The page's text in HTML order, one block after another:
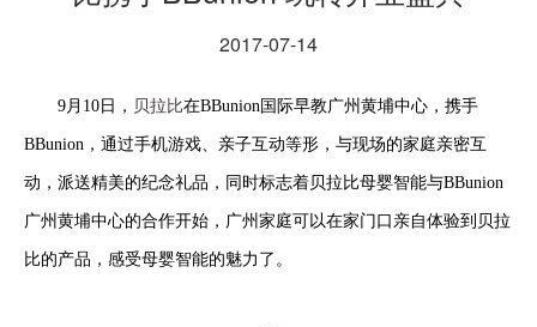
2017-07-14
9月10日， 贝拉比在BBunion国际早教广州黄埔中心，携手
BBunion，通过手机游戏、亲子互动等形，与现场的家庭亲密互
动，派送精美的纪念礼品，同时标志着贝拉比母婴智能与BBunion
广州黄埔中心的合作开始，广州家庭可以在家门口亲自体验到贝拉
比的产品，感受母婴智能的魅力了。